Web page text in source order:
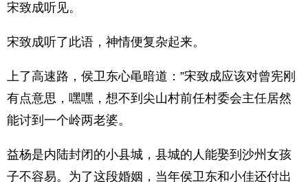
宋致成听见。
宋致成听了此语，神情便复杂起来。
上了高速路，侯卫东心黾暗道：”宋致成应该对曾宪刚
有点意思，嘿嘿，想不到尖山村前任村委会主任居然
能讨到一个岭两老婆。
益杨是内陆封闭的小县城，县城的人能娶到沙州女孩
子不容易。为了这段婚姻，当年侯卫东和小佳还付出